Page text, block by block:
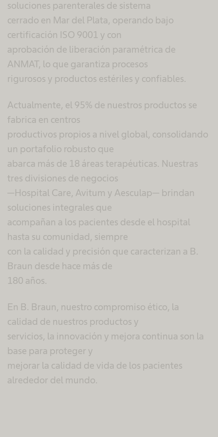
soluciones parenterales de sistema
cerrado en Mar del Plata, operando bajo
certificación ISO 9001 y con
aprobación de liberación paramétrica de
ANMAT, lo que garantiza procesos
rigurosos y productos estériles y confiables.​
Actualmente, el 95% de nuestros productos se
fabrica en centros
productivos propios a nivel global, consolidando
un portafolio robusto que
abarca más de 18 áreas terapéuticas. Nuestras
tres divisiones de negocios
—Hospital Care, Avitum y Aesculap— brindan
soluciones integrales que
acompañan a los pacientes desde el hospital
hasta su comunidad, siempre
con la calidad y precisión que caracterizan a B.
Braun desde hace más de
180 años.​
En B. Braun, nuestro compromiso ético, la
calidad de nuestros productos y
servicios, la innovación y mejora continua son la
base para proteger y
mejorar la calidad de vida de los pacientes
alrededor del mundo.​